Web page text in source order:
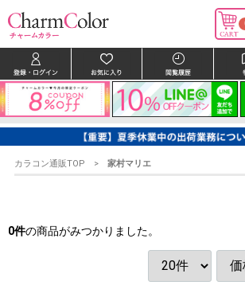
カラコン通販TOP 家村マリエ
0件の商品がみつかりました。